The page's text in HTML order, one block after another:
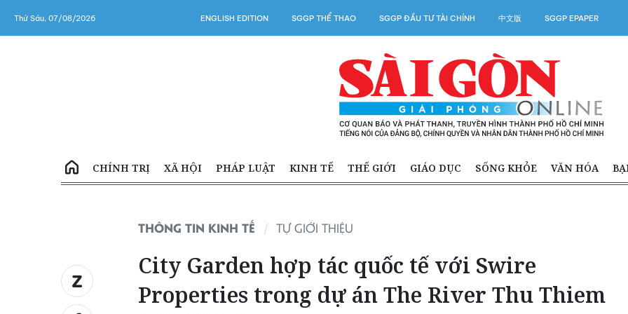
Thứ Sáu, 07/08/2026 ENGLISH EDITION SGGP THỂ THAO SGGP ĐẦU TƯ TÀI CHÍNH 中文版 SGGP EPAPER
CHÍNH TRỊ XÃ HỘI PHÁP LUẬT KINH TẾ THẾ GIỚI GIÁO DỤC SỐNG KHỎE VĂN HÓA
THÔNG TIN KINH TẾ TỰ GIỚI THIỆU
City Garden hợp tác quốc tế với Swire
Properties trong dự án The River Thu Thiem